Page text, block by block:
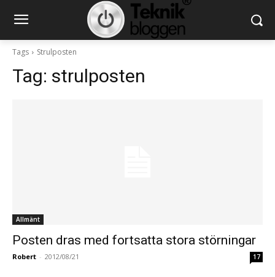
Tags Strulposten
Tag: strulposten
Allmänt
Posten dras med fortsatta stora störningar
Robert - 2012/08/21 17